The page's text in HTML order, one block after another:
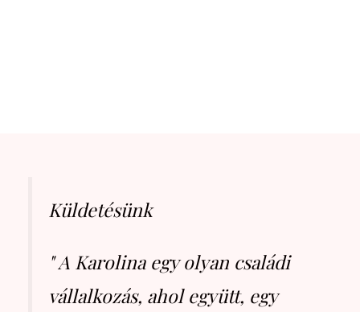
Küldetésünk
" A Karolina egy olyan családi
vállalkozás, ahol együtt, egy